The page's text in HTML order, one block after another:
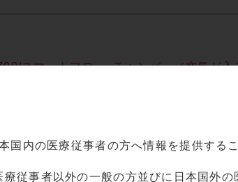
国内の医療従事者の方へ情報を提供する
療従事者以外の一般の方並びに 日本国外
スマートフロー_チャンバー（空気が